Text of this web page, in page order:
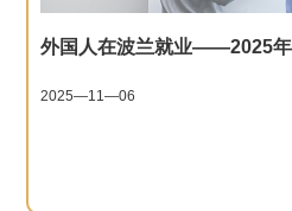
外国人在波兰就业——2025
2025—11—06